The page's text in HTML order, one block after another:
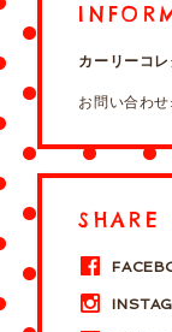
カーリーコ
お問い合わ
SHARE